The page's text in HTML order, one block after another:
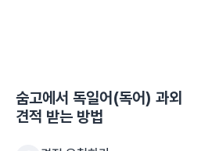
숨고에서 독일어(독어) 과외
견적 받는 방법